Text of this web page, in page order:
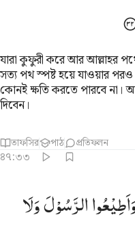
যারা কুফুরী করে আর আল্লাহর
সত্য পথ স্পষ্ট হয়ে যাওয়ার পরও
কোনই ক্ষতি করতে পারবে না।
দিবেন।
তাফসির পাঠ প্রতিফলন
৪৭:৩৩
ولا تبطلوا اعمالكم ٣٣
ٱلرَّسُولَ وَلَا تُبْطِلُوٓا۟
الرَّسُوْلَوَلَا